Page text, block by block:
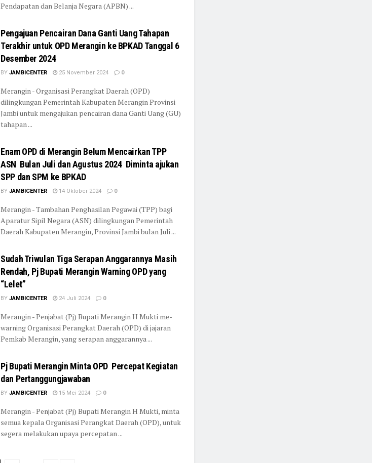
Pendapatan dan Belanja Negara (APBN) ...
Pengajuan Pencairan Dana Ganti Uang Tahapan
Terakhir untuk OPD Merangin ke BPKAD Tanggal 6
Desember 2024
BY JAMBICENTER 25 November 2024 0
Merangin - Organisasi Perangkat Daerah (OPD)
dilingkungan Pemerintah Kabupaten Merangin Provinsi
Jambi untuk mengajukan pencairan dana Ganti Uang (GU)
tahapan ...
Enam OPD di Merangin Belum Mencairkan TPP
ASN Bulan Juli dan Agustus 2024 Diminta ajukan
SPP dan SPM ke BPKAD
BY JAMBICENTER 14 Oktober 2024 0
Merangin - Tambahan Penghasilan Pegawai (TPP) bagi
Aparatur Sipil Negara (ASN) dilingkungan Pemerintah
Daerah Kabupaten Merangin, Provinsi Jambi bulan Juli ...
Sudah Triwulan Tiga Serapan Anggarannya Masih
Rendah, Pj Bupati Merangin Warning OPD yang
“Lelet”
BY JAMBICENTER 24 Juli 2024 0
Merangin - Penjabat (Pj) Bupati Merangin H Mukti me-
warning Organisasi Perangkat Daerah (OPD) di jajaran
Pemkab Merangin, yang serapan anggarannya ...
Pj Bupati Merangin Minta OPD Percepat Kegiatan
dan Pertanggungjawaban
BY JAMBICENTER 15 Mei 2024 0
Merangin - Penjabat (Pj) Bupati Merangin H Mukti, minta
semua kepala Organisasi Perangkat Daerah (OPD), untuk
segera melakukan upaya percepatan ...